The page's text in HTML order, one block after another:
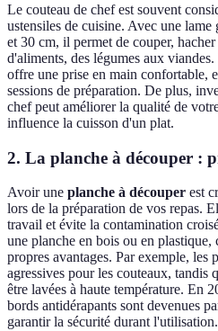
Le couteau de chef est souvent
ustensiles de cuisine. Avec une lame
et 30 cm, il permet de couper,
d'aliments, des légumes aux
offre une prise en main confortable,
sessions de préparation. De plus,
chef peut améliorer la qualité de
influence la cuisson d'un plat.
2. La planche à découper :
Avoir une planche à découper est
lors de la préparation de vos repas.
travail et évite la contamination
une planche en bois ou en plastique,
propres avantages. Par exemple, les
agressives pour les couteaux, tandis
être lavées à haute température. En
bords antidérapants sont devenues
garantir la sécurité durant l'utilisation.